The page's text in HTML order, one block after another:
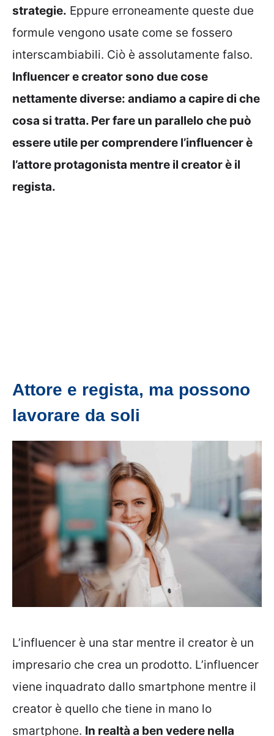
strategie. Eppure erroneamente queste due
formule vengono usate come se fossero
interscambiabili. Ciò è assolutamente falso.
Influencer e creator sono due cose
nettamente diverse: andiamo a capire di che
cosa si tratta. Per fare un parallelo che può
essere utile per comprendere l’influencer è
l’attore protagonista mentre il creator è il
regista.
Attore e regista, ma possono
lavorare da soli
L’influencer è una star mentre il creator è un
impresario che crea un prodotto. L’influencer
viene inquadrato dallo smartphone mentre il
creator è quello che tiene in mano lo
smartphone. In realtà a ben vedere nella